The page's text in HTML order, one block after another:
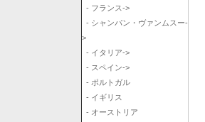
- フランス->
- シャンパン・ヴァンムスー-
>
- イタリア->
- スペイン->
- ポルトガル
- イギリス
- オーストリア